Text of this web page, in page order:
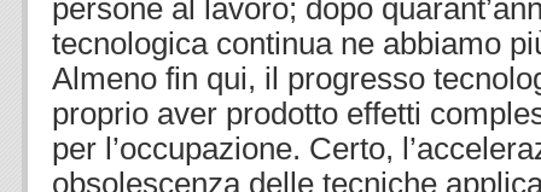
persone al lavoro; dopo
tecnologica continua ne abbiamo
Almeno fin qui, il progresso
proprio aver prodotto effetti
per l’occupazione. Certo,
obsolescenza delle tecniche